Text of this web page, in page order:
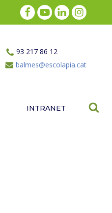
93 217 86 12
balmes@escolapia.cat
INTRANET